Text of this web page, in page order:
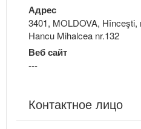
Адрес
3401, MOLDOVA,
Hancu Mihalcea nr.132
Веб сайт
---
Контактное лицо